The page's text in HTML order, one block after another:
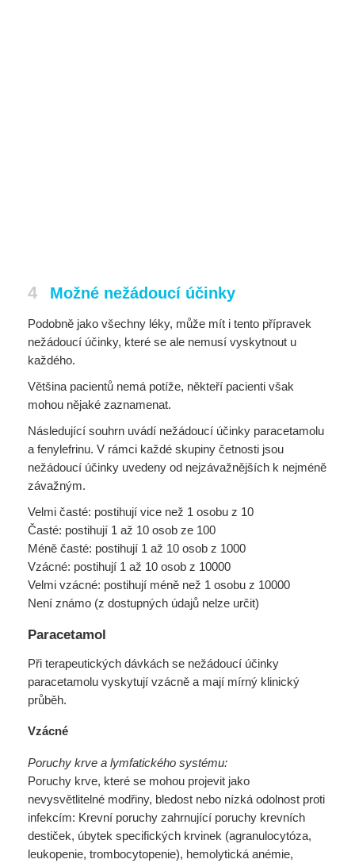
4 Možné nežádoucí účinky
Podobně jako všechny léky, může mít i tento přípravek
nežádoucí účinky, které se ale nemusí vyskytnout u
každého.
Většina pacientů nemá potíže, někteří pacienti však
mohou nějaké zaznamenat.
Následující souhrn uvádí nežádoucí účinky paracetamolu
a fenylefrinu. V rámci každé skupiny četnosti jsou
nežádoucí účinky uvedeny od nejzávažnějších k nejméně
závažným.
Velmi časté: postihují vice než 1 osobu z 10
Časté: postihují 1 až 10 osob ze 100
Méně časté: postihují 1 až 10 osob z 1000
Vzácné: postihují 1 až 10 osob z 10000
Velmi vzácné: postihují méně než 1 osobu z 10000
Není známo (z dostupných údajů nelze určit)
Paracetamol
Při terapeutických dávkách se nežádoucí účinky
paracetamolu vyskytují vzácně a mají mírný klinický
průběh.
Vzácné
Poruchy krve a lymfatického systému:
Poruchy krve, které se mohou projevit jako
nevysvětlitelné modřiny, bledost nebo nízká odolnost proti
infekcím: Krevní poruchy zahrnující poruchy krevních
destiček, úbytek specifických krvinek (agranulocytóza,
leukopenie, trombocytopenie), hemolytická anémie,